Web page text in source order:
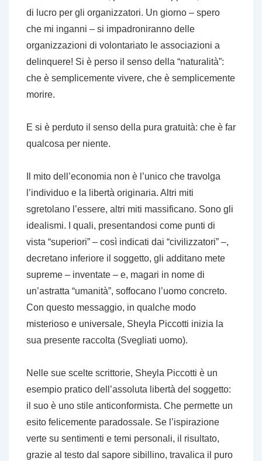
di lucro per gli organizzatori. Un giorno – spero
che mi inganni – si impadroniranno delle
organizzazioni di volontariato le associazioni a
delinquere! Si è perso il senso della “naturalità”:
che è semplicemente vivere, che è semplicemente
morire.
E si è perduto il senso della pura gratuità: che è far
qualcosa per niente.
Il mito dell’economia non è l’unico che travolga
l’individuo e la libertà originaria. Altri miti
sgretolano l’essere, altri miti massificano. Sono gli
idealismi. I quali, presentandosi come punti di
vista “superiori” – così indicati dai “civilizzatori” –,
decretano inferiore il soggetto, gli additano mete
supreme – inventate – e, magari in nome di
un’astratta “umanità”, soffocano l’uomo concreto.
Con questo messaggio, in qualche modo
misterioso e universale, Sheyla Piccotti inizia la
sua presente raccolta (Svegliati uomo).
Nelle sue scelte scrittorie, Sheyla Piccotti è un
esempio pratico dell’assoluta libertà del soggetto:
il suo è uno stile anticonformista. Che permette un
esito felicemente paradossale. Se l’ispirazione
verte su sentimenti e temi personali, il risultato,
grazie al testo dal sapore sibillino, travalica il puro